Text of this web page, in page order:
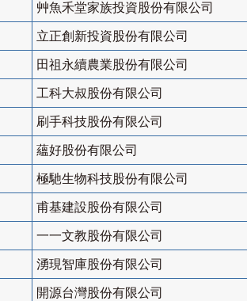
艸魚禾堂家族投資股份有限公司
立正創新投資股份有限公司
田祖永續農業股份有限公司
工科大叔股份有限公司
刷手科技股份有限公司
蘊好股份有限公司
極馳生物科技股份有限公司
甫基建設股份有限公司
一一文教股份有限公司
湧現智庫股份有限公司
開源台灣股份有限公司